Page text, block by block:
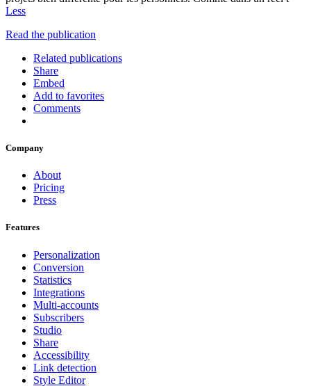
Less
Read the publication
Related publications
Share
Embed
Add to favorites
Comments
Company
About
Pricing
Press
Features
Personalization
Conversion
Statistics
Integrations
Multi-accounts
Subscribers
Studio
Share
Accessibility
Link detection
Style Editor